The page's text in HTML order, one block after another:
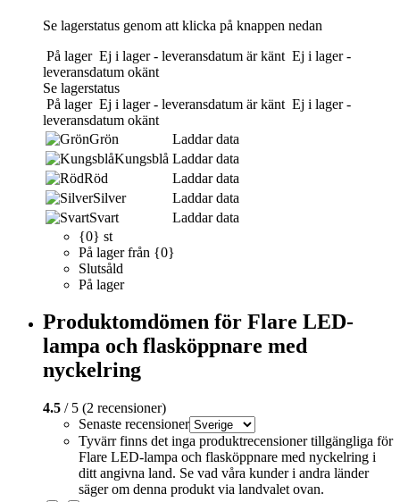
Se lagerstatus genom att klicka på knappen nedan
På lager Ej i lager - leveransdatum är känt Ej i lager -
leveransdatum okänt
Se lagerstatus
På lager Ej i lager - leveransdatum är känt Ej i lager -
leveransdatum okänt
Grön
Laddar data
Kungsblå Laddar data
Röd
Laddar data
Silver
Laddar data
Svart
Laddar data
{0} st
På lager från {0}
Slutsåld
På lager
Produktomdömen för Flare LED-
lampa och flasköppnare med
nyckelring
4.5 / 5 (2 recensioner)
Senaste recensioner
Tyvärr finns det inga produktrecensioner tillgängliga för
Flare LED-lampa och flasköppnare med nyckelring i
ditt angivna land. Se vad våra kunder i andra länder
säger om denna produkt via landvalet ovan.